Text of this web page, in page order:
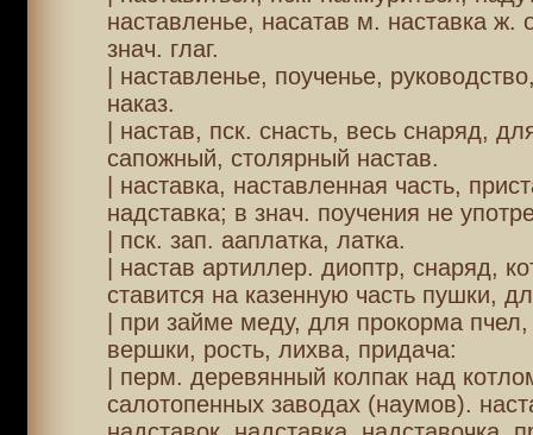
наставленье, насатав м. наставка ж.
знач. глаг.
| наставленье, поученье,
наказ.
| настав, пск. снасть, весь снаряд,
сапожный, столярный настав.
| наставка, наставленная часть,
надставка; в знач. поучения не
| пск. зап. ааплатка, латка.
| настав артиллер. диоптр, снаряд,
ставится на казенную часть пушки,
| при займе меду, для прокорма пчел,
вершки, рость, лихва, придача:
| перм. деревянный колпак над
салотопенных заводах (наумов).